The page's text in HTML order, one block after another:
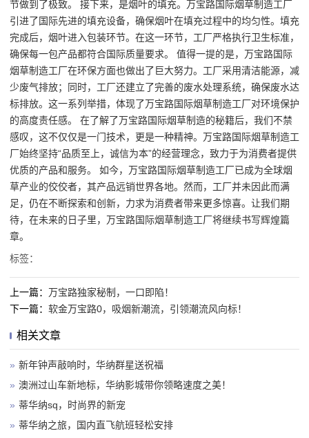
节做到了极致。 接下来，是烟叶的填充。万宝路国际烟草制造工厂
引进了国际先进的填充设备，确保烟叶在填充过程中的均匀性。填充
完成后，烟叶进入包装环节。在这一环节，工厂严格执行卫生标准，
确保每一包产品都符合国际质量要求。 值得一提的是，万宝路国际
烟草制造工厂在环保方面也做出了巨大努力。工厂采用清洁能源，减
少废气排放；同时，工厂还建立了完善的废水处理系统，确保废水达
标排放。这一系列举措，体现了万宝路国际烟草制造工厂对环境保护
的高度责任感。 在了解了万宝路国际烟草制造的秘籍后，我们不禁
感叹，这不仅仅是一门技术，更是一种精神。万宝路国际烟草制造工
厂始终坚持“品质至上，诚信为本”的经营理念，致力于为消费者提供
优质的产品和服务。 如今，万宝路国际烟草制造工厂已成为全球烟
草产业的佼佼者，其产品远销世界各地。然而，工厂并未因此而满
足，仍在不断探索和创新，力求为消费者带来更多惊喜。让我们期
待，在未来的日子里，万宝路国际烟草制造工厂将继续书写辉煌篇
章。
标签：
上一篇： 万宝路独家秘制，一口即陷！
下一篇： 软金万宝路0，吸烟新潮流，引领潮流风向标！
相关文章
» 新年钟声敲响时，华纳群星送祝福
» 澳洲过山车新地标，华纳影城带你领略速度之美！
» 蒂华纳sq，时尚界的新宠
» 蒂华纳之旅，国内直飞航班轻松安排